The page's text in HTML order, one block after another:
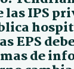
IPS
EPS
de